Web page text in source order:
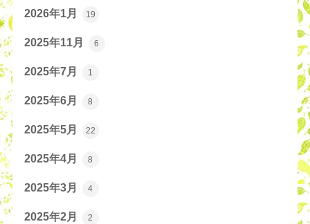
2026年1月 19
2025年11月 6
2025年7月 1
2025年6月 8
2025年5月 22
2025年4月 8
2025年3月 4
2025年2月 2